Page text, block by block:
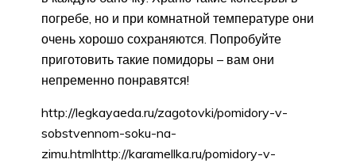
погребе, но и при комнатной температуре они
очень хорошо сохраняются. Попробуйте
приготовить такие помидоры – вам они
непременно понравятся!
http://legkayaeda.ru/zagotovki/pomidory-v-
sobstvennom-soku-na-
zimu.htmlhttp://karamellka.ru/pomidory-v-